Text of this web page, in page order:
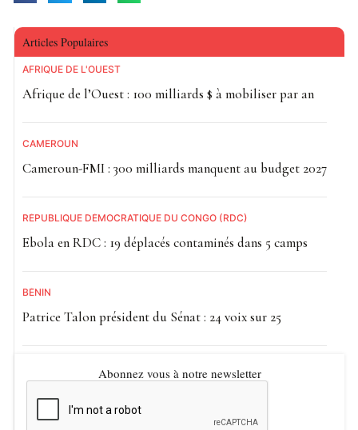
Articles Populaires
AFRIQUE DE L'OUEST
Afrique de l’Ouest : 100 milliards $ à mobiliser par an
CAMEROUN
Cameroun-FMI : 300 milliards manquent au budget 2027
RÉPUBLIQUE DÉMOCRATIQUE DU CONGO (RDC)
Ebola en RDC : 19 déplacés contaminés dans 5 camps
BÉNIN
Patrice Talon président du Sénat : 24 voix sur 25
Abonnez vous à notre newsletter